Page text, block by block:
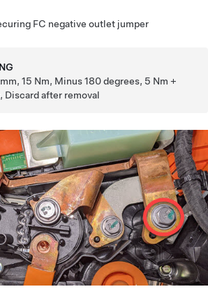
FC negative outlet jumper
15 Nm, Minus 180 degrees, 5 Nm +
Discard after removal